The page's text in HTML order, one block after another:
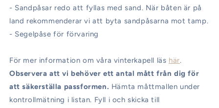
- Sandpåsar redo att fyllas med sand. När båten är på
land rekommenderar vi att byta sandpåsarna mot tamp.
- Segelpåse för förvaring
För mer information om våra vinterkapell läs här.
Observera att vi behöver ett antal mått från dig för
att säkerställa passformen. Hämta måttmallen under
kontrollmätning i listan. Fyll i och skicka till